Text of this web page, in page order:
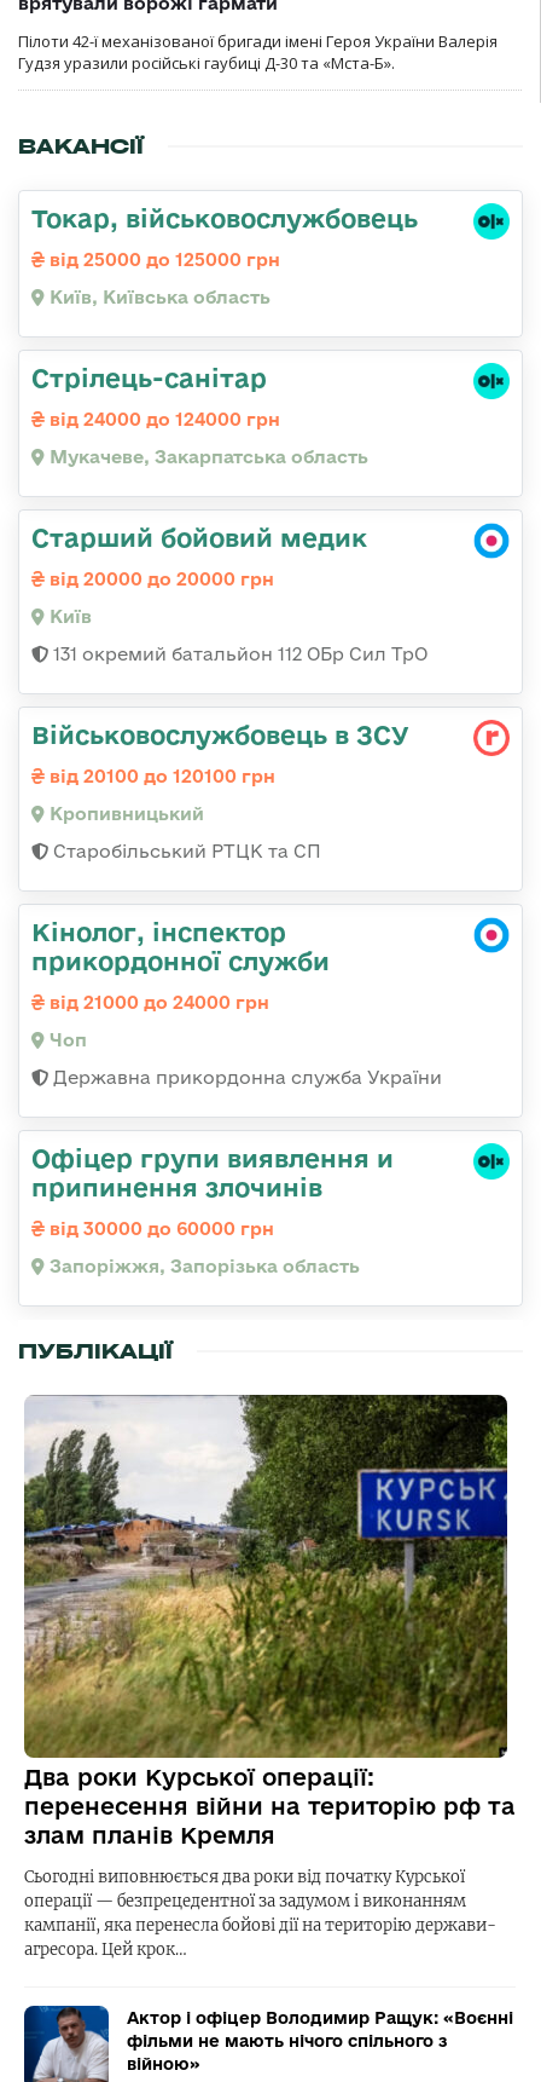
Пілоти 42-ї механізованої бригади імені Героя України Валерія
Гудзя уразили російські гаубиці Д-30 та «Мста-Б».
ВАКАНСІЇ
Токар, військовослужбовець
від 25000 до 125000 грн
Київ, Київська область
Стрілець-санітар
від 24000 до 124000 грн
Мукачеве, Закарпатська область
Старший бойовий медик
від 20000 до 20000 грн
Київ
131 окремий батальйон 112 ОБр Сил ТрО
Військовослужбовець в ЗСУ
від 20100 до 120100 грн
Кропивницький
Старобільський РТЦК та СП
Кінолог, інспектор
прикордонної служби
від 21000 до 24000 грн
Чоп
Державна прикордонна служба України
Офіцер групи виявлення и
припинення злочинів
від 30000 до 60000 грн
Запоріжжя, Запорізька область
ПУБЛІКАЦІЇ
Два роки Курської операції:
перенесення війни на територію рф та
злам планів Кремля
Сьогодні виповнюється два роки від початку Курської
операції — безпрецедентної за задумом і виконанням
кампанії, яка перенесла бойові дії на територію держави-
агресора. Цей крок…
Актор і офіцер Володимир Ращук: «Воєнні
фільми не мають нічого спільного з
війною»